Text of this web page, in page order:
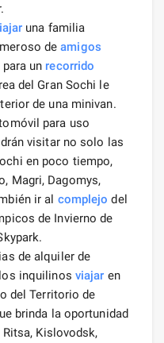
una familia
deamigos
un recorrido
del Gran Sochi le
de una minivan.
para uso
visitar no solo las
en poco tiempo,
Magri, Dagomys,
ir al complejo del
de Invierno de
de alquiler de
inquilinos viajar en
del Territorio de
brinda la oportunidad
Kislovodsk,